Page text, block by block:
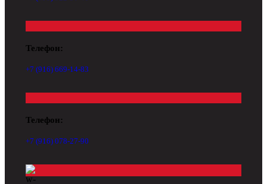
Телефон:
+7 (916) 669-14-83
Телефон:
+7 (916) 078-27-90